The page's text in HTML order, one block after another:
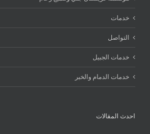
خدمات
التواصل
خدمات الجبيل
خدمات الدمام والخبر
احدث المقالات